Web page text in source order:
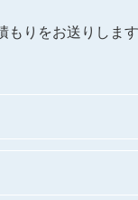
りをお送りします